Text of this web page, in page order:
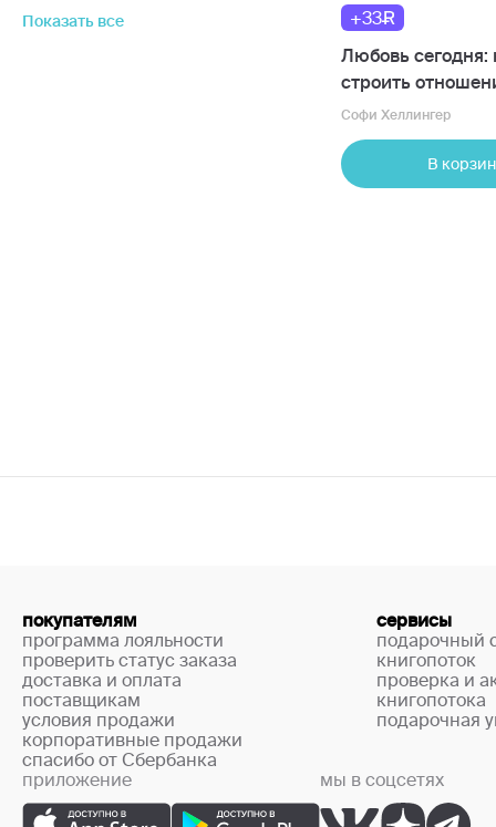
Показать все
+33
Любовь сегодня:
строить
Софи Хеллингер
В
покупателям
программа лояльности
проверить статус заказа
доставка и оплата
поставщикам
условия продажи
корпоративные продажи
спасибо от Сбербанка
сервисы
подарочный
книгопоток
проверка и
книгопотока
подарочная
приложение мы в соцсетях